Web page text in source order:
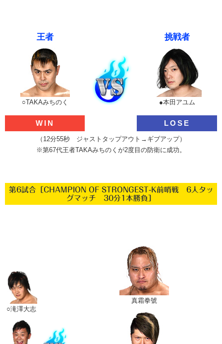
王者 挑戦者
○TAKAみちのく ●本田アユム
WIN LOSE
（12分55秒 ジャストタップアウト→ギブアップ）
※第67代王者TAKAみちのくが2度目の防衛に成功。
第6試合［CHAMPION OF STRONGEST-K前哨戦 6人タッ
グマッチ 30分1本勝負］
○滝澤大志
真霜拳號